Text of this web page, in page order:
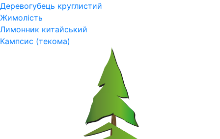
Деревогубець круглистий
Жимолість
Лимонник китайський
Кампсис (текома)